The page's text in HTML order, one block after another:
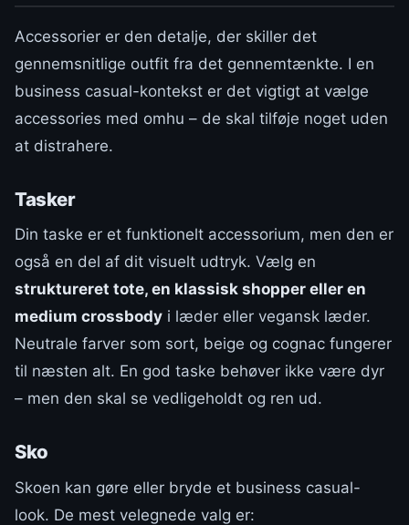
Accessorier er den detalje, der skiller det
gennemsnitlige outfit fra det gennemtænkte. I en
business casual-kontekst er det vigtigt at vælge
accessories med omhu – de skal tilføje noget uden
at distrahere.
Tasker
Din taske er et funktionelt accessorium, men den er
også en del af dit visuelt udtryk. Vælg en
struktureret tote, en klassisk shopper eller en
medium crossbody i læder eller vegansk læder.
Neutrale farver som sort, beige og cognac fungerer
til næsten alt. En god taske behøver ikke være dyr
– men den skal se vedligeholdt og ren ud.
Sko
Skoen kan gøre eller bryde et business casual-
look. De mest velegnede valg er: